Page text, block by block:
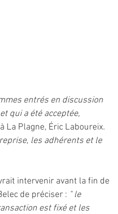
entrés en discussion
qui a été acceptée,
La Plagne, Éric Laboureix.
les adhérents et le
intervenir avant la fin de
de préciser : " le
est fixé et les